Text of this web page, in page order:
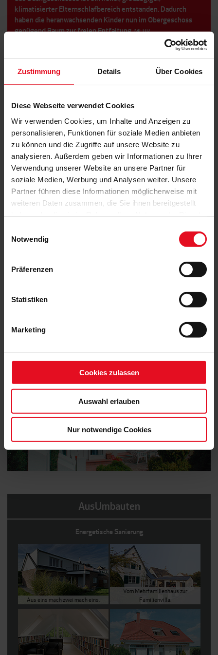
Zustimmung Details Über Cookies
Diese Webseite verwendet Cookies
Wir verwenden Cookies, um Inhalte und Anzeigen zu
personalisieren, Funktionen für soziale Medien anbieten
zu können und die Zugriffe auf unsere Website zu
analysieren. Außerdem geben wir Informationen zu Ihrer
Verwendung unserer Website an unsere Partner für
soziale Medien, Werbung und Analysen weiter. Unsere
Partner führen diese Informationen möglicherweise mit
weiteren Daten zusammen, die Sie ihnen bereitgestellt
Notwendig
Präferenzen
Statistiken
Marketing
Cookies zulassen
Auswahl erlauben
Nur notwendige Cookies
klimatisierter Elternschlafbereich entstanden. Dadurch
haben die heranwachsenden Kinder nun im Obergeschoss
genügend Raum zur freien Entfaltung.MEHR
AusUmbauten
Energetische Sanierung
Aus eins mach zwei mach eins.
Vom Mehrfamilienhaus zur
Familienvilla.